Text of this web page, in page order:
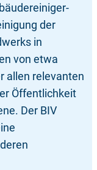
der
in
von etwa
allen relevanten
Öffentlichkeit
Der BIV